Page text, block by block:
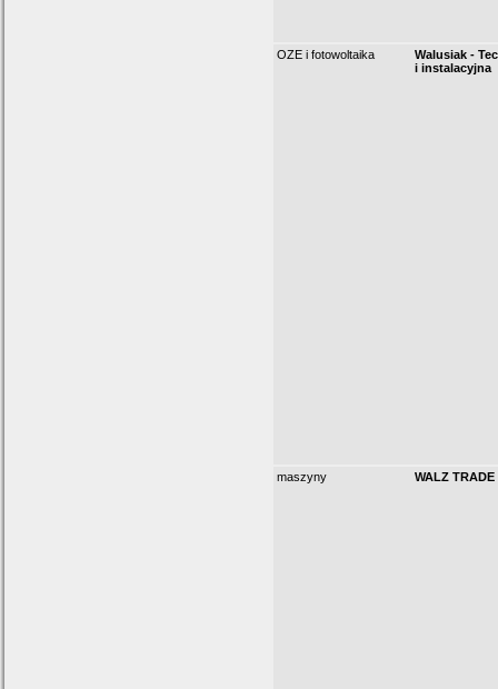
OZE i fotowoltaika
Walusiak -
i instalacyjna
maszyny WALZ TRADE